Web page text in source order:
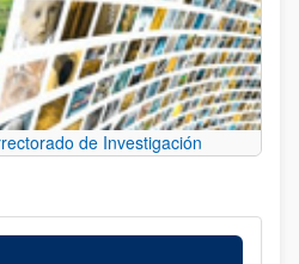
de Investigación